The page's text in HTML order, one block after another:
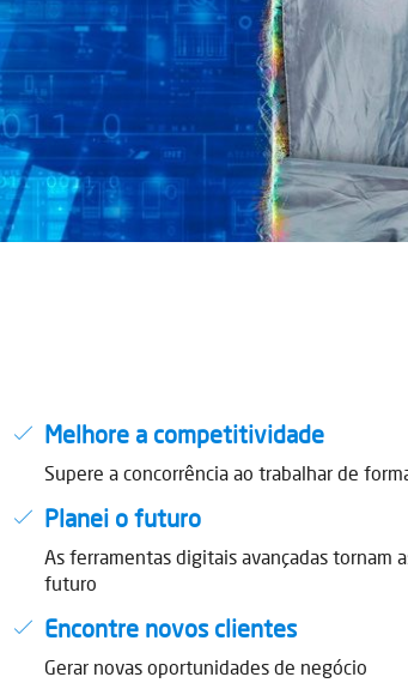
Melhore a competitividade
Supere a concorrência ao trabalhar de
Planei o futuro
As ferramentas digitais avançadas tornam
futuro
Encontre novos clientes
Gerar novas oportunidades de negócio